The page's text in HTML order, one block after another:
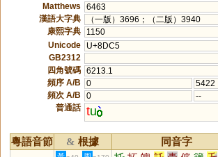
Matthews
6463
漢語大字典
（一版）3696；（二版）3940
康熙字典
1150
Unicode
U+8DC5
GB2312
四角號碼 6213.1
頻序 A/B
0
5422
頻次 A/B
0
--
普通話 tu
粵語音節 & 根據 同音字